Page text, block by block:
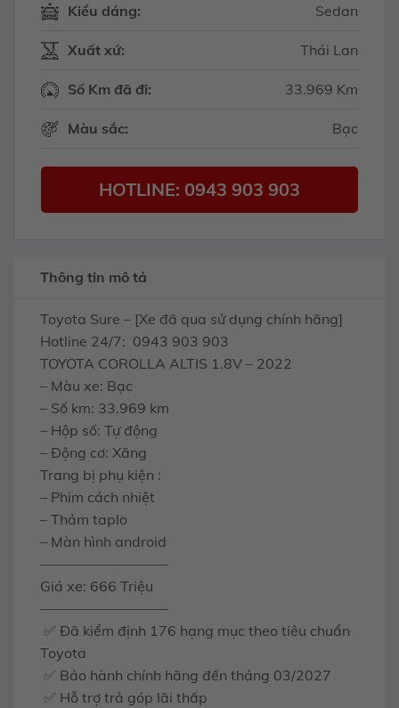
Kiểu dáng: Sedan
Xuất xứ: Thái Lan
Số Km đã đi: 33.969 Km
Màu sắc: Bạc
HOTLINE: 0943 903 903
Thông tin mô tả
Toyota Sure – [Xe đã qua sử dụng chính hãng]
Hotline 24/7: 0943 903 903
TOYOTA COROLLA ALTIS 1.8V – 2022
– Màu xe: Bạc
– Số km: 33.969 km
– Hộp số: Tự động
– Động cơ: Xăng
Trang bị phụ kiện :
– Phim cách nhiệt
– Thảm taplo
– Màn hình android
—————————
Giá xe: 666 Triệu
—————————
✅ Đã kiểm định 176 hạng mục theo tiêu chuẩn
Toyota
✅ Bảo hành chính hãng đến tháng 03/2027
✅ Hỗ trợ trả góp lãi thấp